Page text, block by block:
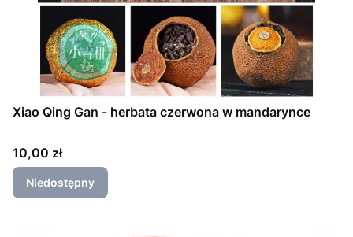
Xiao Qing Gan - herbata czerwona w mandarynce
Cena
10,00 zł
Niedostępny